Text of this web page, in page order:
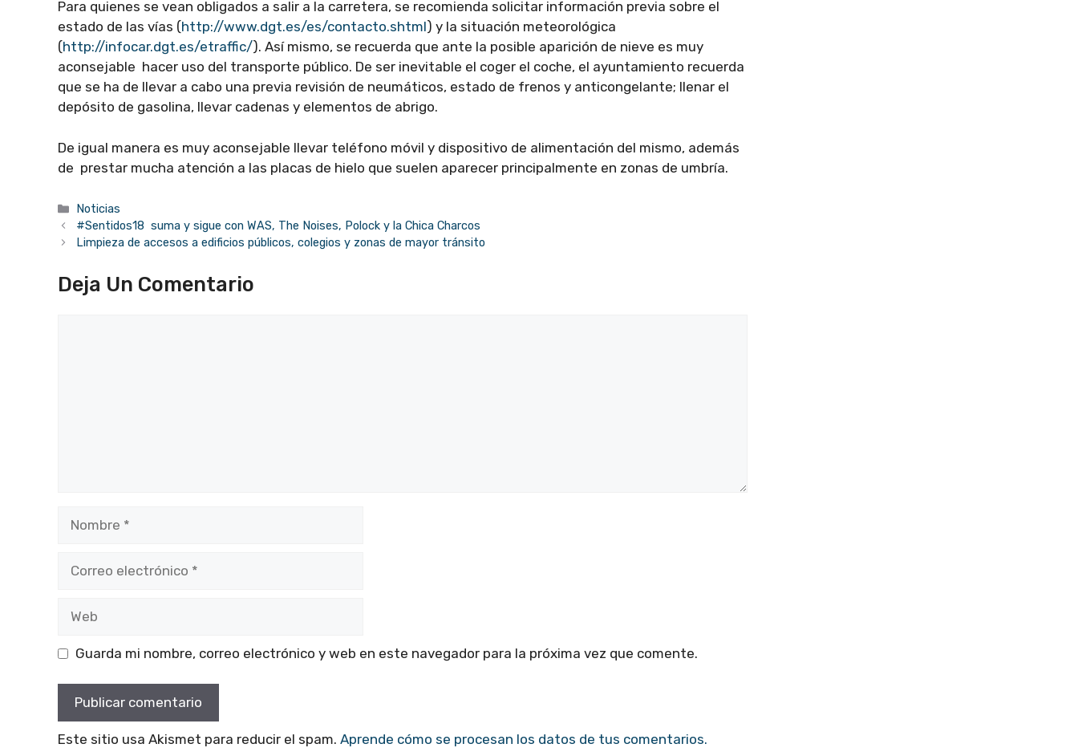
Para quienes se vean obligados a salir a la carretera, se recomienda solicitar información previa sobre el
estado de las vías (http://www.dgt.es/es/contacto.shtml) y la situación meteorológica
(http://infocar.dgt.es/etraffic/). Así mismo, se recuerda que ante la posible aparición de nieve es muy
aconsejable hacer uso del transporte público. De ser inevitable el coger el coche, el ayuntamiento recuerda
que se ha de llevar a cabo una previa revisión de neumáticos, estado de frenos y anticongelante; llenar el
depósito de gasolina, llevar cadenas y elementos de abrigo.
De igual manera es muy aconsejable llevar teléfono móvil y dispositivo de alimentación del mismo, además
de prestar mucha atención a las placas de hielo que suelen aparecer principalmente en zonas de umbría.
Categorías
Noticias
#Sentidos18 suma y sigue con WAS, The Noises, Polock y la Chica Charcos
Limpieza de accesos a edificios públicos, colegios y zonas de mayor tránsito
Deja Un Comentario
electrónico
Guarda mi nombre, correo electrónico y web en este navegador para la próxima vez que comente.
Este sitio usa Akismet para reducir el spam. Aprende cómo se procesan los datos de tus comentarios.